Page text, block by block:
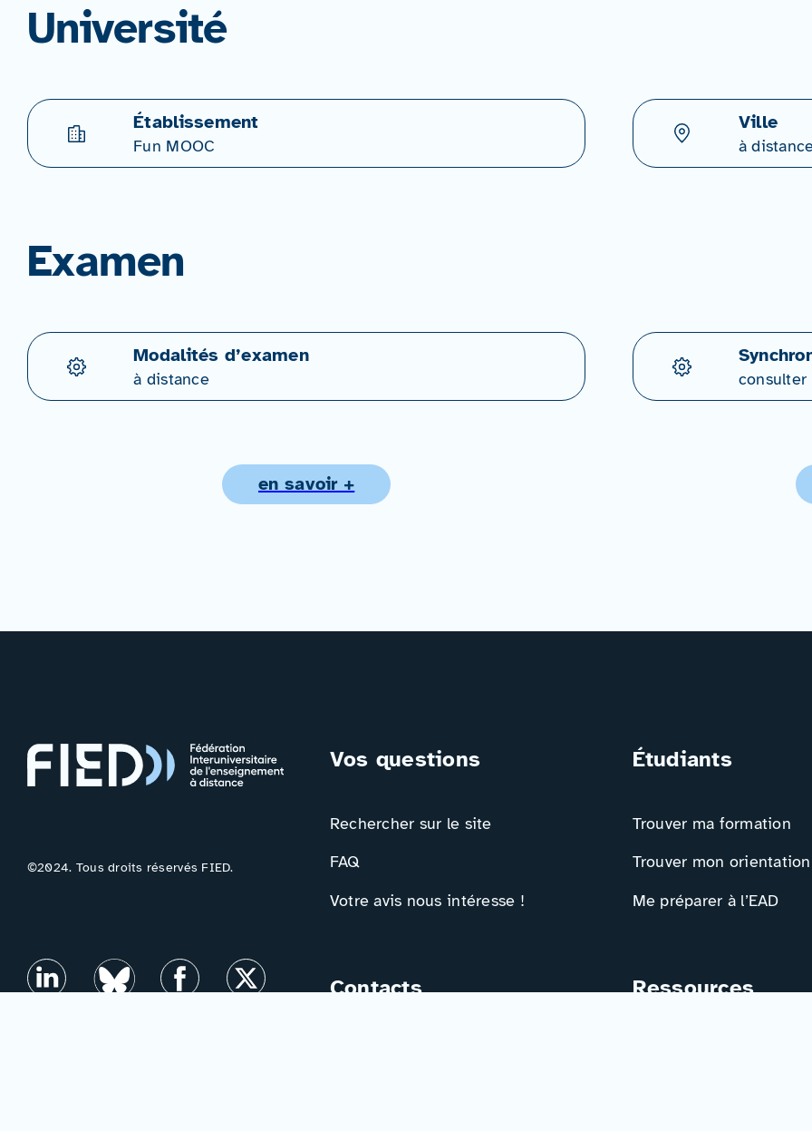
Université
Établissement
Fun MOOC
Ville
à
Examen
Modalités d’examen
à distance consulter
en savoir +
©2024. Tous droits réservés FIED.
Vos questions
Rechercher sur le site
FAQ
Votre avis nous intéresse !
Contacts
Étudiants
Trouver ma formation
Trouver mon orientation
Me préparer à l’EAD
Ressources